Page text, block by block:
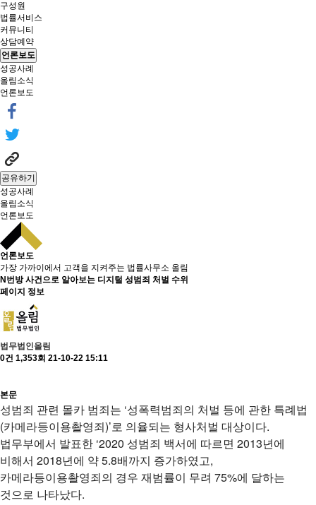
구성원
법률서비스
커뮤니티
상담예약
언론보도
성공사례
올림소식
언론보도
공유하기
성공사례
올림소식
언론보도
언론보도
가장 가까이에서 고객을 지켜주는 법률사무소 올림
N번방 사건으로 알아보는 디지털 성범죄 처벌 수위
페이지 정보
법무법인올림
0건 1,353회 21-10-22 15:11
본문
성범죄 관련 몰카 범죄는 ‘성폭력범죄의 처벌 등에 관한 특례법
(카메라등이용촬영죄)’로 의율되는 형사처벌 대상이다.
법무부에서 발표한 ‘2020 성범죄 백서에 따르면 2013년에
비해서 2018년에 약 5.8배까지 증가하였고,
카메라등이용촬영죄의 경우 재범률이 무려 75%에 달하는
것으로 나타났다.